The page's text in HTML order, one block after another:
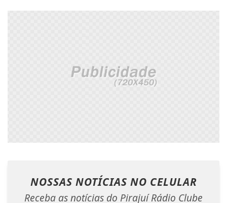
NOSSAS NOTÍCIAS NO CELULAR
Receba as notícias do Pirajuí Rádio Clube